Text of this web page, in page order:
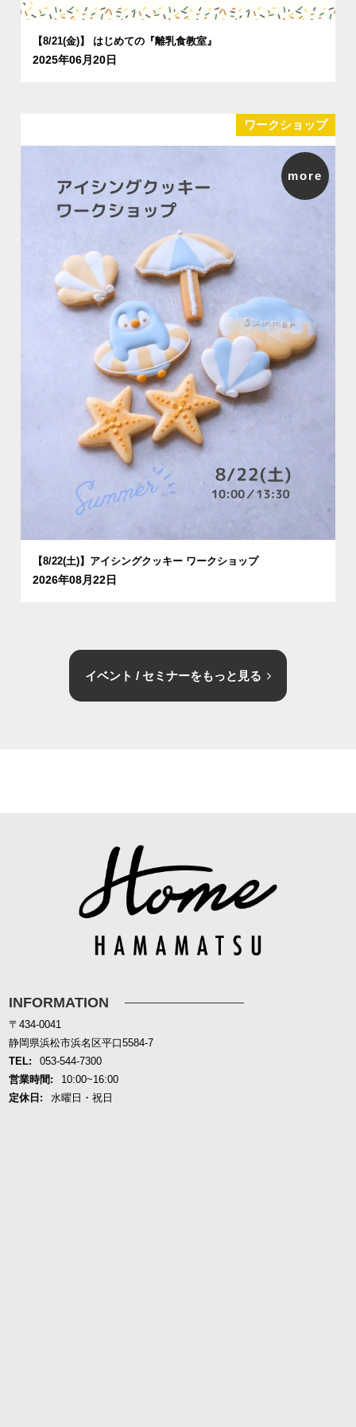
【8/21(金)】 はじめての『離乳食教室』
2025年06月20日
ワークショップ
【8/22(土)】アイシングクッキー ワークショップ
2026年08月22日
more
イベント / セミナーをもっと見る
INFORMATION
〒434-0041
静岡県浜松市浜名区平口5584-7
TEL:
053-544-7300
営業時間:
10:00~16:00
定休日:
水曜日・祝日